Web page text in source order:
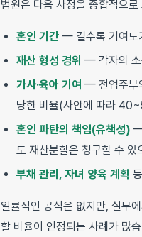
법원은 다음 사정을 종합적으
혼인 기간 — 길수록 기여도
재산 형성 경위 — 각자의 소
가사·육아 기여 — 전업주부
당한 비율(사안에 따라
혼인 파탄의 책임(유책성) —
도 재산분할은 청구할 수 있
부채 관리, 자녀 양육 계획
일률적인 공식은 없지만, 실무
할 비율이 인정되는 사례가 많